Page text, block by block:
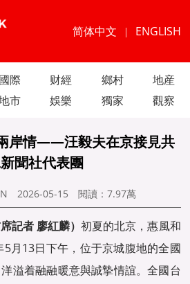
简体中文 | ENGLISH
國際 财經 鄉村
地産
市 娛樂 獨家 觀察
岸情——汪毅夫在京接見共
聞社代表團
2026-05-15 閱讀： 7.97萬
記者 廖紅麟）初夏的北京，惠風和
月13日下午，位于京城腹地的全國
溢着融融暖意與誠摯情誼。全國台